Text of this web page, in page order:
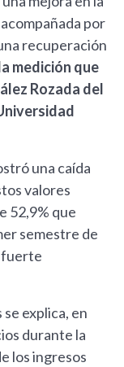
por
recuperación
medición que
Rozada del
una caída
valores
52,9% que
semestre de
fuerte
explica, en
durante la
los ingresos